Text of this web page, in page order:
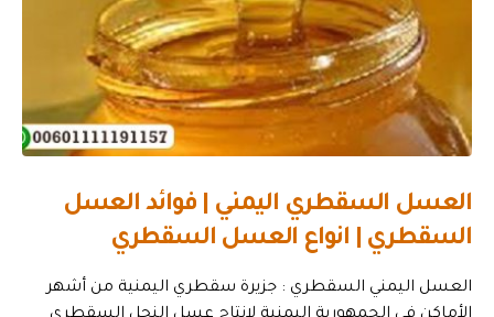
العسل السقطري اليمني | فوائد العسل
السقطري | انواع العسل السقطري
العسل اليمني السقطري : جزيرة سقطري اليمنية من أشهر